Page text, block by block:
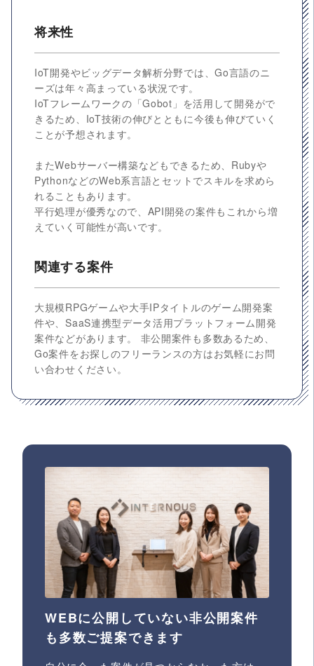
将来性
IoT開発やビッグデータ解析分野では、Go言語のニ
ーズは年々高まっている状況です。
IoTフレームワークの「Gobot」を活用して開発がで
きるため、IoT技術の伸びとともに今後も伸びていく
ことが予想されます。
またWebサーバー構築などもできるため、Rubyや
PythonなどのWeb系言語とセットでスキルを求めら
れることもあります。
平行処理が優秀なので、API開発の案件もこれから増
えていく可能性が高いです。
関連する案件
大規模RPGゲームや大手IPタイトルのゲーム開発案
件や、SaaS連携型データ活用プラットフォーム開発
案件などがあります。 非公開案件も多数あるため、
Go案件をお探しのフリーランスの方はお気軽にお問
い合わせください。
WEBに公開していない非公開案件
も多数ご提案できます